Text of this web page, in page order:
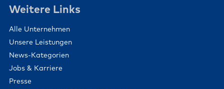
Weitere Links
Alle Unternehmen
Unsere Leistungen
News-Kategorien
Jobs & Karriere
Presse